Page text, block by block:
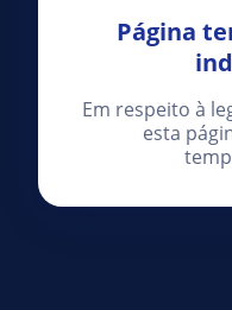
Página
Em respeito à
esta